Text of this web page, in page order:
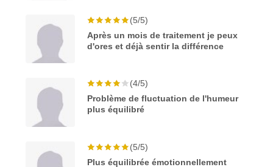
(5/5)
Après un mois de traitement je peux
d'ores et déjà sentir la différence
(4/5)
Problème de fluctuation de l'humeur
plus équilibré
(5/5)
Plus équilibrée émotionnellement